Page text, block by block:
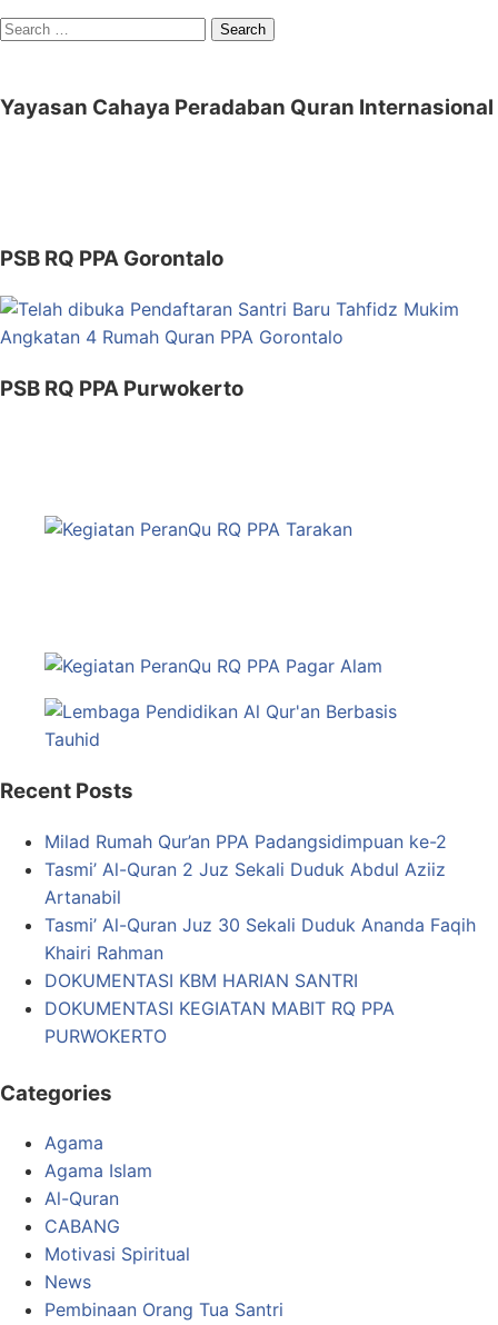
Search
Yayasan Cahaya Peradaban Quran Internasional
PSB RQ PPA Gorontalo
PSB RQ PPA Purwokerto
Recent Posts
Milad Rumah Qur’an PPA Padangsidimpuan ke-2
Tasmi’ Al-Quran 2 Juz Sekali Duduk Abdul Aziiz
Artanabil
Tasmi’ Al-Quran Juz 30 Sekali Duduk Ananda Faqih
Khairi Rahman
DOKUMENTASI KBM HARIAN SANTRI
DOKUMENTASI KEGIATAN MABIT RQ PPA
PURWOKERTO
Categories
Agama
Agama Islam
Al-Quran
CABANG
Motivasi Spiritual
News
Pembinaan Orang Tua Santri